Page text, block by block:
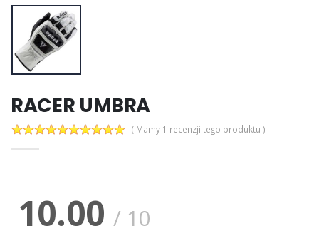
RACER UMBRA
( Mamy 1 recenzji tego produktu )
10.00 / 10